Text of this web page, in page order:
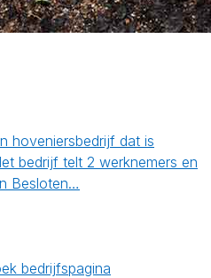
hoveniersbedrijf dat is
bedrijf telt 2 werknemers en
Besloten…
bedrijfspagina